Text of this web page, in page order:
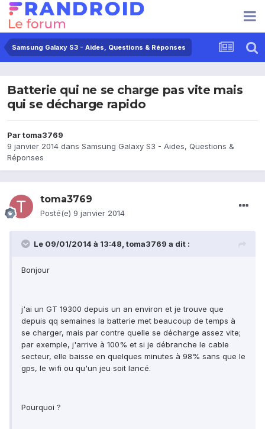
Samsung Galaxy S3 - Aides, Questions & Réponses
Batterie qui ne se charge pas vite mais
qui se décharge rapido
Partoma3769
9 janvier 2014 dans Samsung Galaxy S3 - Aides, Questions &
Réponses
toma3769
Posté(e) 9 janvier 2014
Le 09/01/2014 à 13:48, toma3769 a dit :
Bonjour
j'ai un GT 19300 depuis un an environ et je trouve que
depuis qq semaines la batterie met beaucoup de temps à
se charger, mais par contre quelle se décharge assez vite;
par exemple, j'arrive à 100% et si je débranche le cable
secteur, elle baisse en quelques minutes à 98% sans que le
gps, le wifi ou qu'un jeu soit lancé.
Pourquoi ?